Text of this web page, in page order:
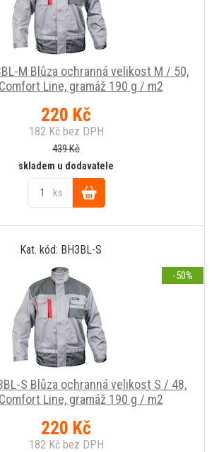
M Blůza ochranná velikost M / 50,
Line, gramáž 190 g / m2
220 Kč
182 Kčbez DPH
439Kč
skladem u dodavatele
ks
Do
košíku
Kat. kód: BH3BL-S
S Blůza ochranná velikost S / 48,
Line, gramáž 190 g / m2
220 Kč
182 Kčbez DPH
-50